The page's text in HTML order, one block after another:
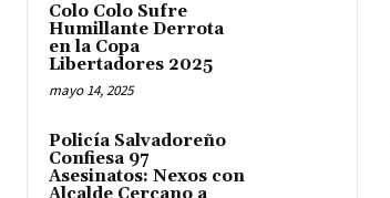
Colo Colo Sufre
Humillante Derrota
en la Copa
Libertadores 2025
mayo 14, 2025
Policía Salvadoreño
Confiesa 97
Asesinatos: Nexos con